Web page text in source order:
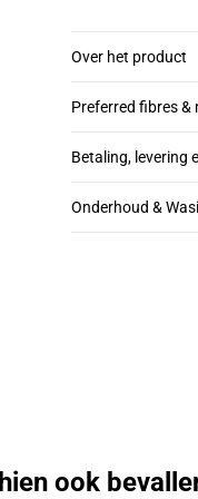
Over het product
Preferred fibres &
Betaling, levering
Onderhoud &
ook